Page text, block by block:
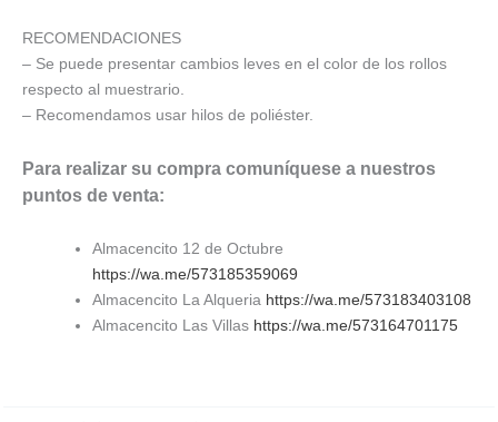
RECOMENDACIONES
– Se puede presentar cambios leves en el color de los rollos
respecto al muestrario.
– Recomendamos usar hilos de poliéster.
Para realizar su compra comuníquese a nuestros
puntos de venta:
Almacencito 12 de Octubre
https://wa.me/573185359069
Almacencito La Alqueria https://wa.me/573183403108
Almacencito Las Villas https://wa.me/573164701175